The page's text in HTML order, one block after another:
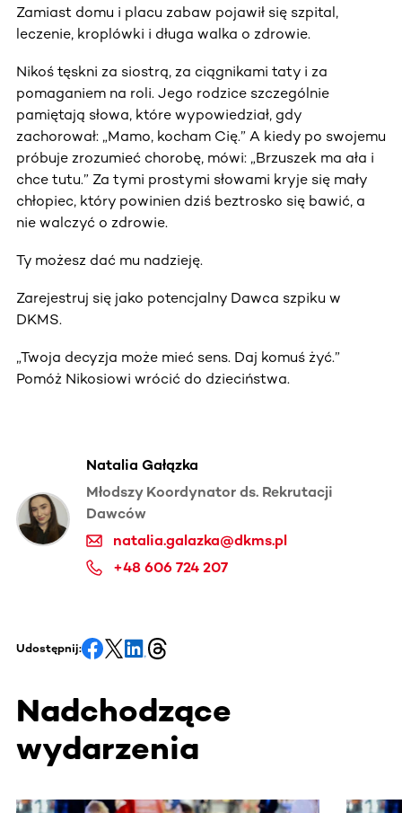
Zamiast domu i placu zabaw pojawił się szpital,
leczenie, kroplówki i długa walka o zdrowie.
Nikoś tęskni za siostrą, za ciągnikami taty i za
pomaganiem na roli. Jego rodzice szczególnie
pamiętają słowa, które wypowiedział, gdy
zachorował: „Mamo, kocham Cię.” A kiedy po swojemu
próbuje zrozumieć chorobę, mówi: „Brzuszek ma ała i
chce tutu.” Za tymi prostymi słowami kryje się mały
chłopiec, który powinien dziś beztrosko się bawić, a
nie walczyć o zdrowie.
Ty możesz dać mu nadzieję.
Zarejestruj się jako potencjalny Dawca szpiku w
DKMS.
„Twoja decyzja może mieć sens. Daj komuś żyć.”
Pomóż Nikosiowi wrócić do dzieciństwa.
Natalia Gałązka
Młodszy Koordynator ds. Rekrutacji
Dawców
natalia.galazka@dkms.pl
+48 606 724 207
Udostępnij:
Nadchodzące
wydarzenia
Ta sekcja zawiera treści przewijane w poziomie. Użyj